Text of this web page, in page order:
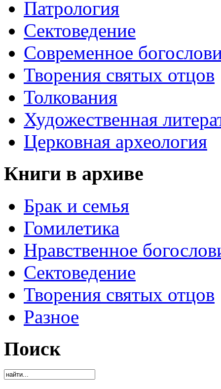
Патрология
Сектоведение
Современное
Творения святых отцов
Толкования
Художественная
Церковная археология
Книги в архиве
Брак и семья
Гомилетика
Нравственное
Сектоведение
Творения святых отцов
Разное
Поиск